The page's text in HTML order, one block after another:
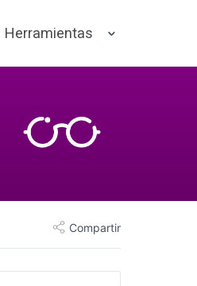
Herramientas
Compartir